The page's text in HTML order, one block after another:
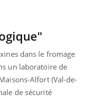
dans le fromage
un laboratoire de
Alfort (Val-de-
de sécurité